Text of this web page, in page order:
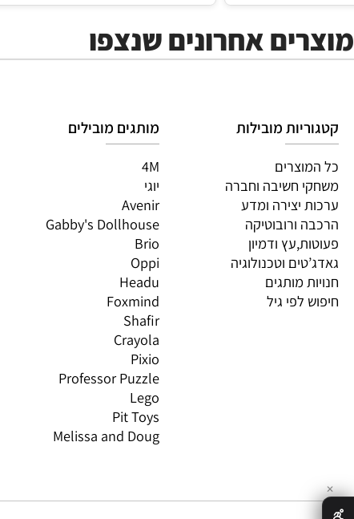
הוסף לסל
מובילות
חשיבה וחברה
יצירה ומדע
ורובוטיקה
ודמיון
מותגים מובילים
Avenir
Gabby's Dollhouse
Headu
Foxmind
Shafir
Crayola
Professor Puzzle
Melissa and Doug